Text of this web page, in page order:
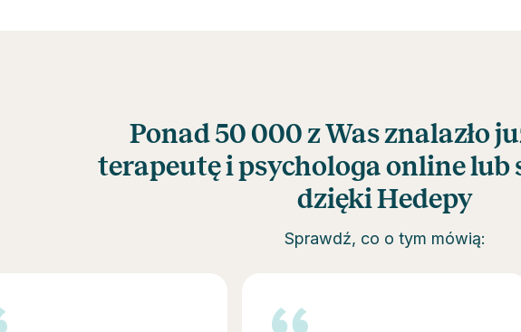
Ponad 50 000 z Was znalazło
terapeutę i psychologa online
dzięki Hedepy
Sprawdź, co o tym mówią: